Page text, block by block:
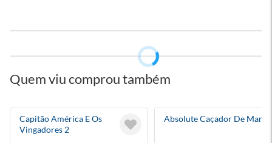
Quem viu comprou também
Capitão América E Os
Vingadores 2
Absolute Caçador De Marte